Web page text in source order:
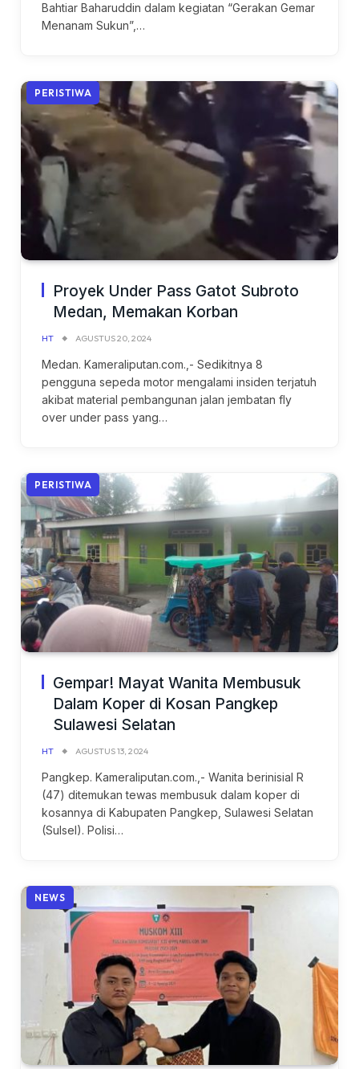
Bahtiar Baharuddin dalam kegiatan “Gerakan Gemar
Menanam Sukun”,…
PERISTIWA
Proyek Under Pass Gatot Subroto
Medan, Memakan Korban
HT AGUSTUS 20, 2024
Medan. Kameraliputan.com.,- Sedikitnya 8
pengguna sepeda motor mengalami insiden terjatuh
akibat material pembangunan jalan jembatan fly
over under pass yang…
PERISTIWA
Gempar! Mayat Wanita Membusuk
Dalam Koper di Kosan Pangkep
Sulawesi Selatan
HT AGUSTUS 13, 2024
Pangkep. Kameraliputan.com.,- Wanita berinisial R
(47) ditemukan tewas membusuk dalam koper di
kosannya di Kabupaten Pangkep, Sulawesi Selatan
(Sulsel). Polisi…
NEWS